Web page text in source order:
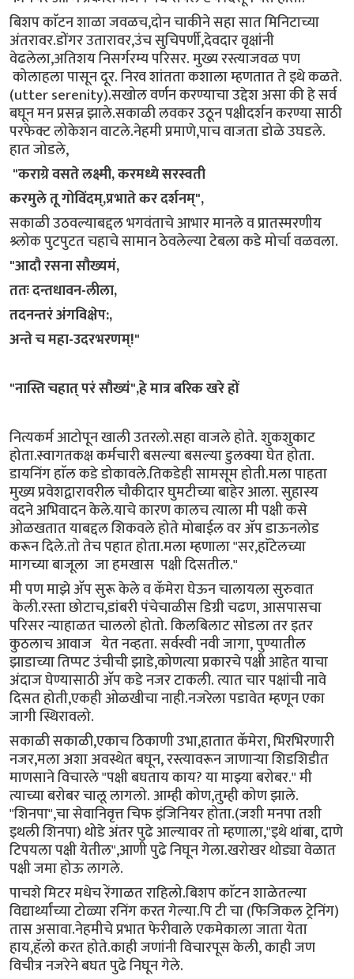
बिशप काॅटन शाळा जवळच,दोन चाकीने सहा सात मिनिटाच्या
अंतरावर.डोंगर उतारावर,उंच सुचिपर्णी,देवदार वृक्षांनी
वेढलेला,अतिशय निसर्गरम्य परिसर. मुख्य रस्त्याजवळ पण
कोलाहला पासून दूर. निरव शांतता कशाला म्हणतात ते इथे कळते.
(utter serenity).सखोल वर्णन करण्याचा उद्देश असा की हे सर्व
बघून मन प्रसन्न झाले.सकाळी लवकर उठून पक्षीदर्शन करण्या साठी
परफेक्ट लोकेशन वाटले.नेहमी प्रमाणे,पाच वाजता डोळे उघडले.
हात जोडले,
"कराग्रे वसते लक्ष्मी, करमध्ये सरस्वती
करमुले तू गोविंदम्,प्रभाते कर दर्शनम्",
सकाळी उठवल्याबद्दल भगवंताचे आभार मानले व प्रातस्मरणीय
श्र्लोक पुटपुटत चहाचे सामान ठेवलेल्या टेबला कडे मोर्चा वळवला.
​"आदौ रसना सौख्यमं,
ततः दन्तधावन-लीला,
तदनन्तरं अंगविक्षेप:,
अन्ते च महा-उदरभरणम्!"
​"नास्ति चहात् परं सौख्यं",हे मात्र बरिक खरे हों
नित्यकर्म आटोपून खाली उतरलो.सहा वाजले होते. शुकशुकाट
होता.स्वागतकक्ष कर्मचारी बसल्या बसल्या डुलक्या घेत होता.
डायनिंग हाॅल कडे डोकावले.तिकडेही सामसूम होती.मला पाहता
मुख्य प्रवेशद्वारावरील चौकीदार घुमटीच्या बाहेर आला. सुहास्य
वदने अभिवादन केले.याचे कारण कालच त्याला मी पक्षी कसे
ओळखतात याबद्दल शिकवले होते मोबाईल वर ॲप डाऊनलोड
करून दिले.तो तेच पहात होता.मला म्हणाला "सर,हाॅटेलच्या
मागच्या बाजूला जा हमखास पक्षी दिसतील."
मी पण माझे ॲप सुरू केले व कॅमेरा घेऊन चालायला सुरुवात
केली.रस्ता छोटाच,डांबरी पंचेचाळीस डिग्री चढण, आसपासचा
परिसर न्याहाळत चाललो होतो. किलबिलाट सोडला तर इतर
कुठलाच आवाज येत नव्हता. सर्वस्वी नवी जागा, पुण्यातील
झाडाच्या तिप्पट उंचीची झाडे,कोणत्या प्रकारचे पक्षी आहेत याचा
अंदाज घेण्यासाठी ॲप कडे नजर टाकली. त्यात चार पक्षांची नावे
दिसत होती,एकही ओळखीचा नाही.नजरेला पडावेत म्हणून एका
जागी स्थिरावलो.
सकाळी सकाळी,एकाच ठिकाणी उभा,हातात कॅमेरा, भिरभिरणारी
नजर,मला अशा अवस्थेत बघून, रस्त्यावरून जाणाऱ्या शिडशिडीत
माणसाने विचारले "पक्षी बघताय काय? या माझ्या बरोबर." मी
त्याच्या बरोबर चालू लागलो. आम्ही कोण,तुम्ही कोण झाले.
"शिनपा",चा सेवानिवृत्त चिफ इंजिनियर होता.(जशी मनपा तशी
इथली शिनपा) थोडे अंतर पुढे आल्यावर तो म्हणाला,"इथे थांबा, दाणे
टिपयला पक्षी येतील",आणी पुढे निघून गेला.खरोखर थोड्या वेळात
पक्षी जमा होऊ लागले.
पाचशे मिटर मधेच रेंगाळत राहिलो.बिशप काॅटन शाळेतल्या
विद्यार्थ्यांच्या टोळ्या रनिंग करत गेल्या.पि टी चा (फिजिकल ट्रेनिंग)
तास असावा.नेहमीचे प्रभात फेरीवाले एकमेकाला जाता येता
हाय,हॅलो करत होते.काही जणांनी विचारपूस केली, काही जण
विचीत्र नजरेने बघत पुढे निघून गेले.